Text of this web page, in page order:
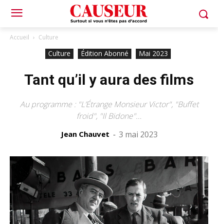
Accueil Culture
Culture Édition Abonné Mai 2023
Tant qu’il y aura des films
Au programme : "L’Étrange Monsieur Victor", "Buffet
froid", "Il Bidone"...
Jean Chauvet - 3 mai 2023